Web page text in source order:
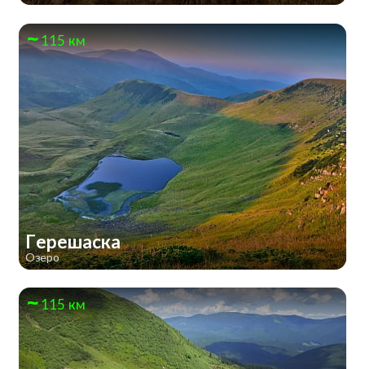
115 км
Герешаска
Озеро
115 км